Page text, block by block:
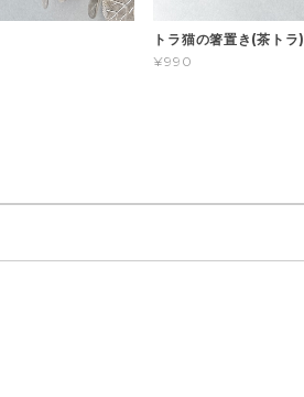
トラ猫の箸置き(茶トラ)
¥990